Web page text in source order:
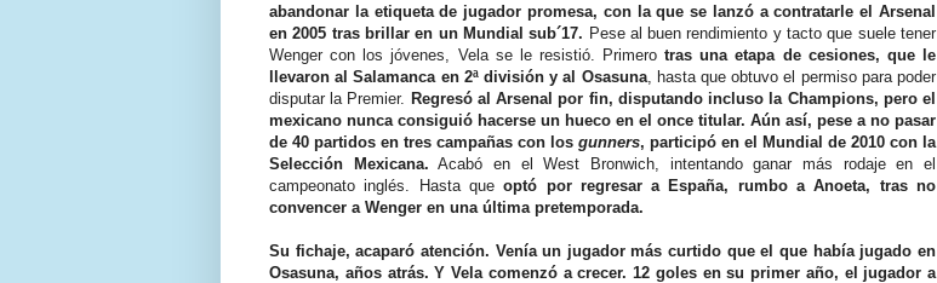
abandonar la etiqueta de jugador promesa, con la que se lanzó a contratarle el Arsenal
en 2005 tras brillar en un Mundial sub´17. Pese al buen rendimiento y tacto que suele tener
Wenger con los jóvenes, Vela se le resistió. Primerotras una etapa de cesiones, que le
llevaron al Salamanca en 2ª división y al Osasuna, hasta que obtuvo el permiso para poder
disputar la Premier. Regresó al Arsenal por fin, disputando incluso la Champions, pero el
mexicano nunca consiguió hacerse un hueco en el once titular. Aún así, pese a no pasar
de 40 partidos en tres campañas con los gunners, participó en el Mundial de 2010 con la
Selección Mexicana. Acabó en el West Bronwich, intentando ganar más rodaje en el
campeonato inglés. Hasta queoptó por regresar a España, rumbo a Anoeta, tras no
convencer a Wenger en una última pretemporada.
Su fichaje, acaparó atención. Venía un jugador más curtido que el que había jugado en
Osasuna, años atrás. Y Vela comenzó a crecer. 12 goles en su primer año, el jugador a